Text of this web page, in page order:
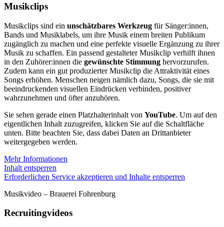
Musikclips
Musikclips sind ein unschätzbares Werkzeug für Sänger:innen,
Bands und Musiklabels, um ihre Musik einem breiten Publikum
zugänglich zu machen und eine perfekte visuelle Ergänzung zu ihrer
Musik zu schaffen. Ein passend gestalteter Musikclip verhilft ihnen
in den Zuhörer:innen die gewünschte Stimmung hervorzurufen.
Zudem kann ein gut produzierter Musikclip die Attraktivität eines
Songs erhöhen. Menschen neigen nämlich dazu, Songs, die sie mit
beeindruckenden visuellen Eindrücken verbinden, positiver
wahrzunehmen und öfter anzuhören.
Sie sehen gerade einen Platzhalterinhalt von YouTube. Um auf den
eigentlichen Inhalt zuzugreifen, klicken Sie auf die Schaltfläche
unten. Bitte beachten Sie, dass dabei Daten an Drittanbieter
weitergegeben werden.
Mehr Informationen
Inhalt entsperren
Erforderlichen Service akzeptieren und Inhalte entsperren
Musikvideo – Brauerei Fohrenburg
Recruitingvideos